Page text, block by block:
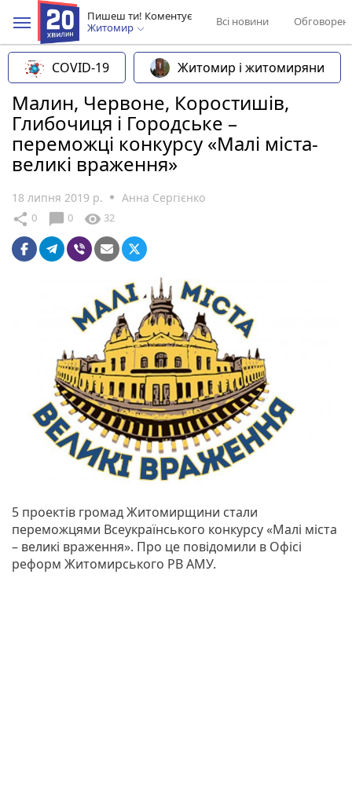
Пишеш ти! Коментує
Житомир
Всі новини
COVID-19 Житомир і житомиряни
Малин, Червоне, Коростишів,
Глибочиця і Городське –
переможці конкурсу «Малі міста-
великі враження»
18 липня 2019 р. Анна Сергієнко
share 0 chat_bubble 0 visibility 32
5 проектів громад Житомирщини стали
переможцями Всеукраїнського конкурсу «Малі міста
– великі враження». Про це повідомили в Офісі
реформ Житомирського РВ АМУ.